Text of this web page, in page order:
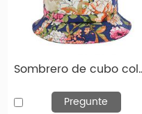
Productos de sombreros
para al por mayor. Y es
aquí sea la personalización.
Una amplia variedad de
florales personalizados
Sombrero de cubo colorido
Pregunte